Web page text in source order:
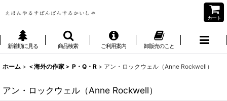
カート
新着順に見る 商品検索 ご利用案内 卸販売のこと
ホーム > ＜海外の作家＞ P・Q・R > アン・ロックウェル（Anne Rockwell）
アン・ロックウェル（Anne Rockwell）